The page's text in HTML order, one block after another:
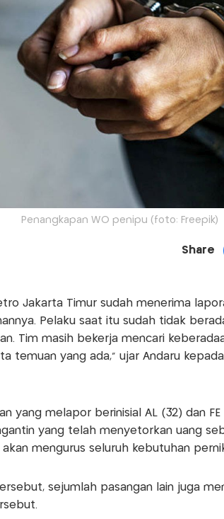
Penangkapan WO penipu (foto: Freepik)
Share
Jakarta Timur sudah menerima
Pelaku saat itu sudah tidak
Tim masih bekerja mencari
temuan yang ada," ujar Andaru
yang melapor berinisial AL (32) dan FE
yang telah menyetorkan uang
mengurus seluruh kebutuhan
sejumlah pasangan lain juga